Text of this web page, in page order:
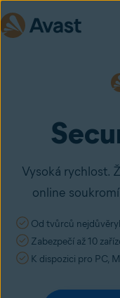
Vysoká rychlost.
online
Od tvůrců
Zabezpečí až 10
K dispozici pro PC,